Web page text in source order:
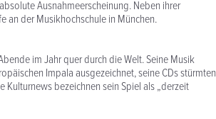
Ausnahmeerscheinung. Neben ihrer
an der Musikhochschule in München.
im Jahr quer durch die Welt. Seine Musik
Impala ausgezeichnet, seine CDs stürmten
Kulturnews bezeichnen sein Spiel als „derzeit